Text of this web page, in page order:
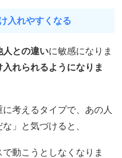
入れやすくなる
人との違いに敏感になりま
入れられるようになりま
考えるタイプで、あの人
」と気づけると、
動こうとしなくなりま